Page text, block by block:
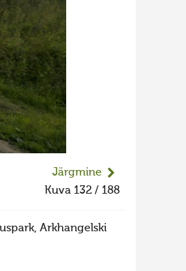
Järgmine
Kuva 132 / 188
Arkhangelski